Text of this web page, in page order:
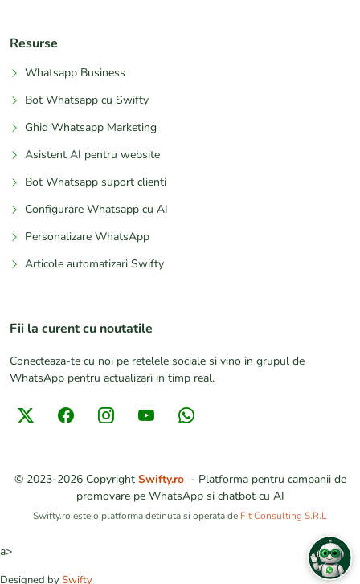
Resurse
Whatsapp Business
Bot Whatsapp cu Swifty
Ghid Whatsapp Marketing
Asistent AI pentru website
Bot Whatsapp suport clienti
Configurare Whatsapp cu AI
Personalizare WhatsApp
Articole automatizari Swifty
Fii la curent cu noutatile
Conecteaza-te cu noi pe retelele sociale si vino in grupul de
WhatsApp pentru actualizari in timp real.
© 2023-2026 Copyright Swifty.ro - Platforma pentru campanii de
promovare pe WhatsApp si chatbot cu AI
Swifty.ro este o platforma detinuta si operata de Fit Consulting S.R.L
a>
Designed bySwifty